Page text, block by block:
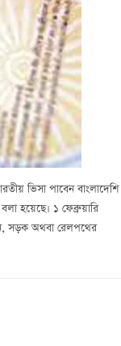
ভিসা পাবেন বাংলাদেশি
হয়েছে। ১ ফেব্রুয়ারি
সড়ক অথবা রেলপথের